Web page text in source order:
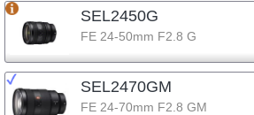
SEL2450G
FE 24-50mm F2.8 G
SEL2470GM
FE 24-70mm F2.8 GM